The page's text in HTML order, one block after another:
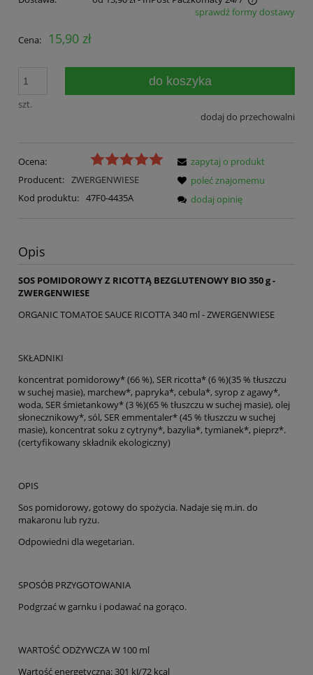
Cena nie zawiera ewentualnych kosztów płatnościsprawdź formy dostawy
Cena: 15,90 zł
szt.
do koszyka
dodaj do przechowalni
Ocena:
Producent: ZWERGENWIESE
Kod produktu: 47F0-4435A
zapytaj o produkt
poleć znajomemu
dodaj opinię
Opis
SOS POMIDOROWY Z RICOTTĄ BEZGLUTENOWY BIO 350 g -
ZWERGENWIESE
ORGANIC TOMATOE SAUCE RICOTTA 340 ml - ZWERGENWIESE
SKŁADNIKI
koncentrat pomidorowy* (66 %), SER ricotta* (6 %)(35 % tłuszczu
w suchej masie), marchew*, papryka*, cebula*, syrop z agawy*,
woda, SER śmietankowy* (3 %)(65 % tłuszczu w suchej masie), olej
słonecznikowy*, sól, SER emmentaler* (45 % tłuszczu w suchej
masie), koncentrat soku z cytryny*, bazylia*, tymianek*, pieprz*.
(certyfikowany składnik ekologiczny)
OPIS
Sos pomidorowy, gotowy do spożycia. Nadaje się m.in. do
makaronu lub ryżu.
Odpowiedni dla wegetarian.
SPOSÓB PRZYGOTOWANIA
Podgrzać w garnku i podawać na gorąco.
WARTOŚĆ ODŻYWCZA W 100 ml
Wartość energetyczna: 301 kJ/72 kcal